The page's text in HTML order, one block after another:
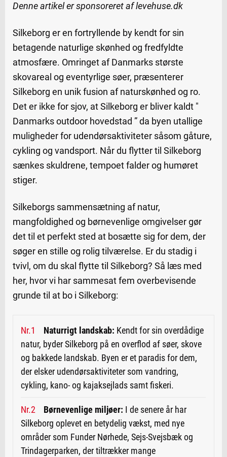
Denne artikel er sponsoreret af levehuse.dk
Silkeborg er en fortryllende by kendt for sin
betagende naturlige skønhed og fredfyldte
atmosfære. Omringet af Danmarks største
skovareal og eventyrlige søer, præsenterer
Silkeborg en unik fusion af naturskønhed og ro.
Det er ikke for sjov, at Silkeborg er bliver kaldt "
Danmarks outdoor hovedstad ” da byen utallige
muligheder for udendørsaktiviteter såsom gåture,
cykling og vandsport. Når du flytter til Silkeborg
sænkes skuldrene, tempoet falder og humøret
stiger.
Silkeborgs sammensætning af natur,
mangfoldighed og børnevenlige omgivelser gør
det til et perfekt sted at bosætte sig for dem, der
søger en stille og rolig tilværelse. Er du stadig i
tvivl, om du skal flytte til Silkeborg? Så læs med
her, hvor vi har sammesat fem overbevisende
grunde til at bo i Silkeborg:
Naturrigt landskab: Kendt for sin overdådige
natur, byder Silkeborg på en overflod af søer, skove
og bakkede landskab. Byen er et paradis for dem,
der elsker udendørsaktiviteter som vandring,
cykling, kano- og kajaksejlads samt fiskeri.
Børnevenlige miljøer: I de senere år har
Silkeborg oplevet en betydelig vækst, med nye
områder som Funder Nørhede, Sejs-Svejsbæk og
Trindagerparken, der tiltrækker mange